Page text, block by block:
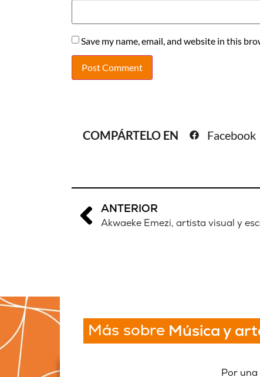
Save my name, email, and website in this
COMPÁRTELO EN Facebook
ANTERIOR
Akwaeke Emezi, artista visual y
Más sobre Música y
Por